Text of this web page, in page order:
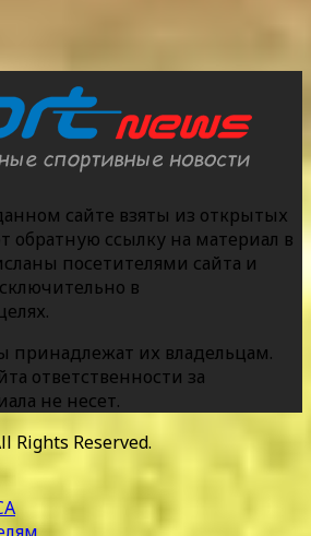
сайте взяты из открытых
обратную ссылку на материал в
посетителями сайта и
в
принадлежат их владельцам.
ответственности за
не несет.
Rights Reserved.